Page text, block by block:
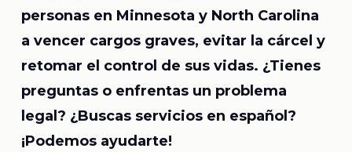
personas en Minnesota y North Carolina
a vencer cargos graves, evitar la cárcel y
retomar el control de sus vidas. ¿Tienes
preguntas o enfrentas un problema
legal? ¿Buscas servicios en español?
¡Podemos ayudarte!